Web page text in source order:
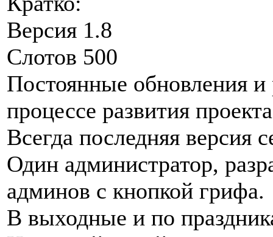
Версия 1.8
Слотов 500
Постоянные обновления и
процессе развития
Всегда последняя версия
Один администратор,
админов с кнопкой грифа.
В выходные и по